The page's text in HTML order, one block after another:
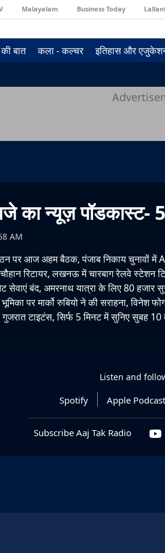
Malayalam Business Today
बात कला - कल्चर इतिहास और
का न्यूज़ पॉडकास्ट-
AM
पर आज अहम बैठक, पंजाब निकाय चुनावों में
रिटायर, लखनऊ में चारबाग रेलवे स्टेशन
बंद, अमरनाथ यात्रा के लिए 80 हजार
पर मार्को रुबियो ने की सराहना,
टाइटंस, सिर्फ 5 मिनट में सुनिए सुबह
Listen and
Spotify Apple Podcast
Subscribe Aaj Tak Radio